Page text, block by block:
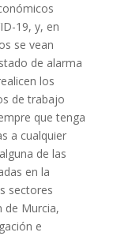
19, y, en
se vean
de alarma
los
de trabajo
que tenga
a cualquier
de las
en la
sectores
de Murcia,
e